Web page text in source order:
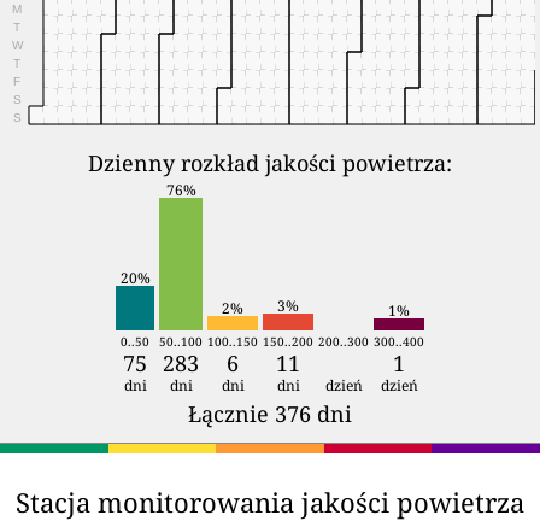
M
T
W
T
F
S
S
Dzienny rozkład jakości powietrza:
20%
76%
2% 3% 1%
0..50 50..100 100..150 150..200 200..300 300..400
75 283 6 11 1
dni dni dni dni dzień dzień
Łącznie 376 dni
Stacja monitorowania jakości powietrza